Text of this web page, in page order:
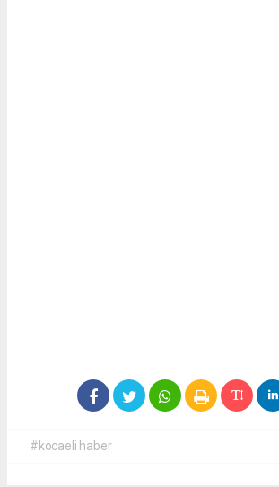
#kocaeli haber